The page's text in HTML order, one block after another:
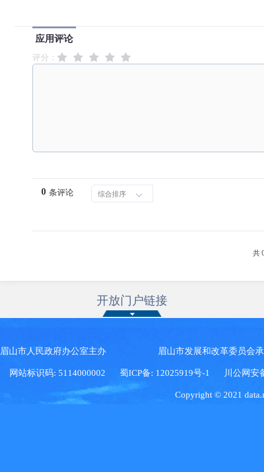
应用评论
评分：
0 条评论 综合排序
共
开放门户链接
眉山市人民政府办公室主办 眉山市发展和改革委员
网站标识码: 5114000002 蜀ICP备: 12025919号-1 川公网安
Copyright © 2021